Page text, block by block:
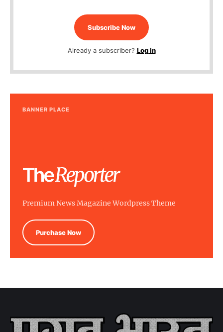
Subscribe Now
Already a subscriber? Log in
BANNER PLACE
Premium News Magazine Wordpress Theme
Purchase Now